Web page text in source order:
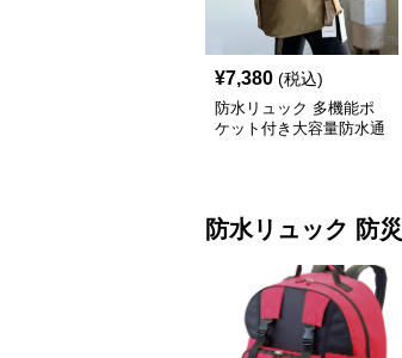
¥7,380 (税込)
防水リュック 多機能ポ
ケット付き大容量防水通
防水リュック 防災